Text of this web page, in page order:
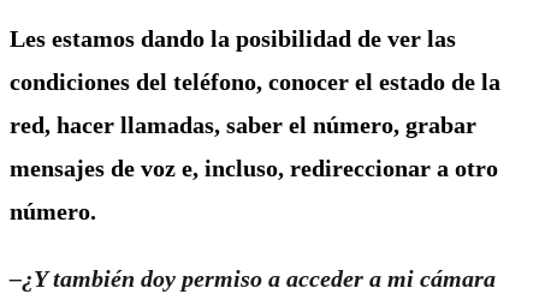
Les estamos dando la posibilidad de ver las
condiciones del teléfono, conocer el estado de la
red, hacer llamadas, saber el número, grabar
mensajes de voz e, incluso, redireccionar a otro
número.
–¿Y también doy permiso a acceder a mi cámara